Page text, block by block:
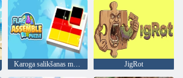
Karoga salikšanas mīkla JigRot